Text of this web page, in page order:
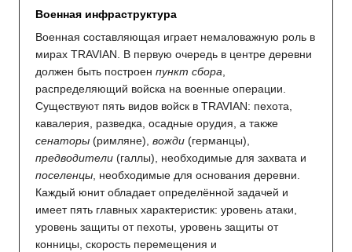
Военная инфраструктура
Военная составляющая играет немаловажную роль в
мирах TRAVIAN. В первую очередь в центре деревни
должен быть построен пункт сбора,
распределяющий войска на военные операции.
Существуют пять видов войск в TRAVIAN: пехота,
кавалерия, разведка, осадные орудия, а также
сенаторы (римляне), вожди (германцы),
предводители (галлы), необходимые для захвата и
поселенцы, необходимые для основания деревни.
Каждый юнит обладает определённой задачей и
имеет пять главных характеристик: уровень атаки,
уровень защиты от пехоты, уровень защиты от
конницы, скорость перемещения и